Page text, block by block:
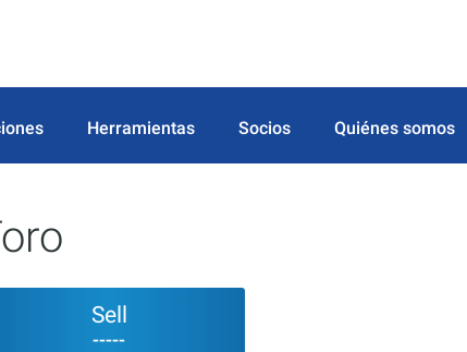
Herramientas Socios Quiénes somos
Sell
-----